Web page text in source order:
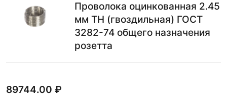
Проволока оцинкованная 2.45
мм ТН (гвоздильная) ГОСТ
3282-74 общего назначения
розетта
89744.00 ₽